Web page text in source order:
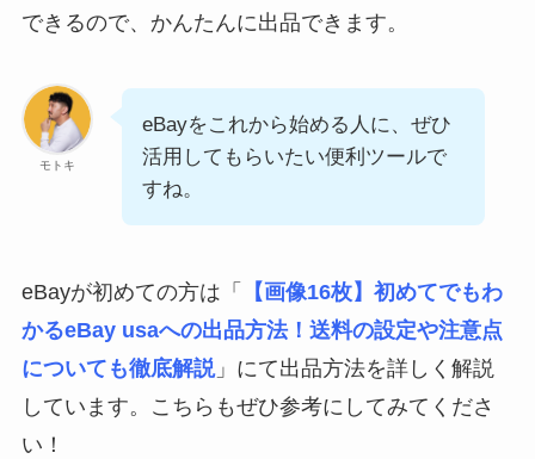
できるので、かんたんに出品できます。
モトキ
eBayをこれから始める人に、ぜひ
活用してもらいたい便利ツールで
すね。
eBayが初めての方は「
【画像16枚】初めてでもわ
かるeBay usaへの出品方法！送料の設定や注意点
についても徹底解説」にて出品方法を詳しく解説
しています。こちらもぜひ参考にしてみてくださ
い！